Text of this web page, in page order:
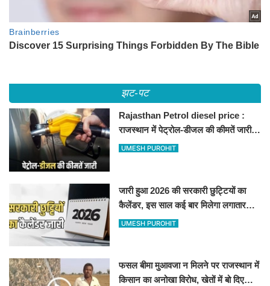
झट-पट
Rajasthan Petrol diesel price :
राजस्थान में पेट्रोल-डीजल की कीमतें जारी,
जानिए बीकानेर समेत पुरे प्रदेश में नए रेट
UMESH PUROHIT
जारी हुआ 2026 की सरकारी छुट्टियों का
कैलेंडर, इस साल कई बार मिलेगा लगातार
अवकाश, देखें
UMESH PUROHIT
फसल बीमा मुआवजा न मिलने पर राजस्थान में
किसान का अनोखा विरोध, खेतों में बो दिए